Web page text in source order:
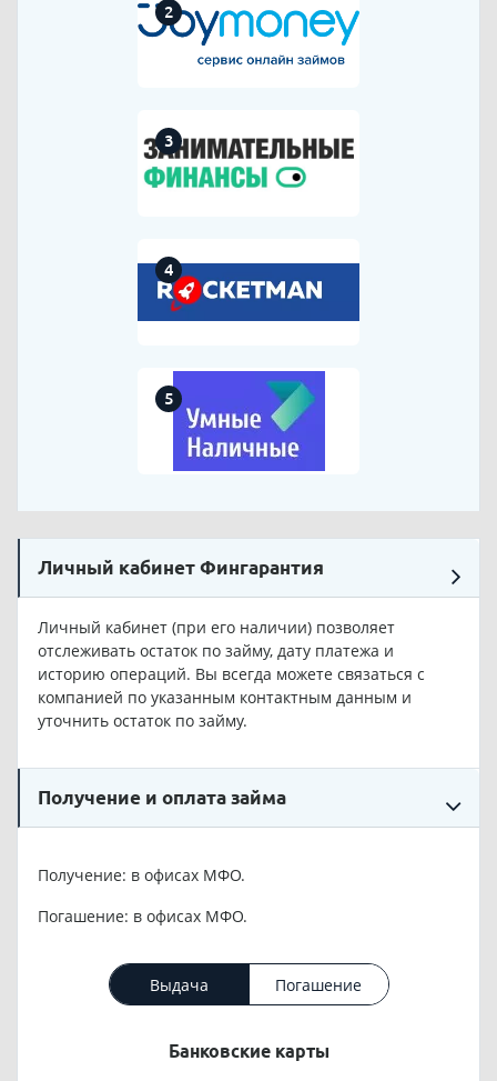
2
3
4
5
Личный кабинет Фингарантия
Личный кабинет (при его наличии) позволяет
отслеживать остаток по займу, дату платежа и
историю операций. Вы всегда можете связаться с
компанией по указанным контактным данным и
уточнить остаток по займу.
Получение и оплата займа
Получение: в офисах МФО.
Погашение: в офисах МФО.
Выдача Погашение
Банковские карты